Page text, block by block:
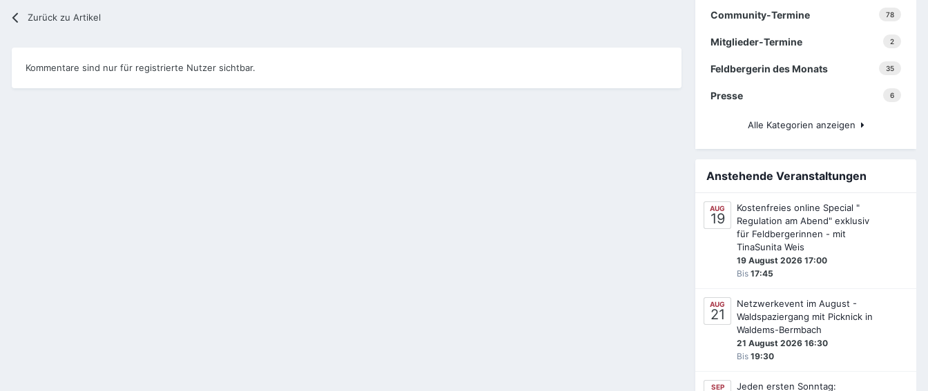
Zurück zu Artikel
Kommentare sind nur für registrierte Nutzer sichtbar.
78
Community-Termine
2
Mitglieder-Termine
35
Feldbergerin des Monats
6
Presse
Alle Kategorien anzeigen
Anstehende Veranstaltungen
AUG
19
Kostenfreies online Special "
Regulation am Abend" exklusiv
für Feldbergerinnen - mit
TinaSunita Weis
19 August 2026 17:00
Bis 17:45
AUG
21
Netzwerkevent im August -
Waldspaziergang mit Picknick in
Waldems-Bermbach
21 August 2026 16:30
Bis 19:30
SEP
Jeden ersten Sonntag: